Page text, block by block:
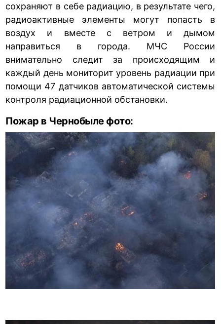
сохраняют в себе радиацию, в результате чего,
радиоактивные элементы могут попасть в
воздух и вместе с ветром и дымом
направиться в города. МЧС России
внимательно следит за происходящим и
каждый день мониторит уровень радиации при
помощи 47 датчиков автоматической системы
контроля радиационной обстановки.
Пожар в Чернобыле фото: